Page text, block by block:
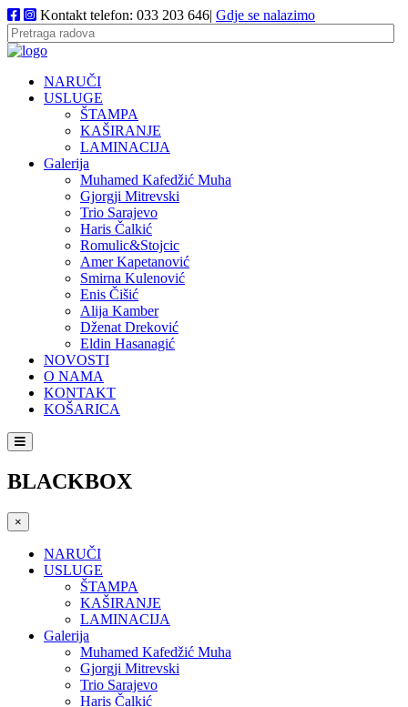
Kontakt telefon: 033 203 646| Gdje se nalazimo
NARUČI
USLUGE
ŠTAMPA
KAŠIRANJE
LAMINACIJA
Galerija
Muhamed Kafedžić Muha
Gjorgji Mitrevski
Trio Sarajevo
Haris Čalkić
Romulic&Stojcic
Amer Kapetanović
Smirna Kulenović
Enis Čišić
Alija Kamber
Dženat Dreković
Eldin Hasanagić
NOVOSTI
O NAMA
KONTAKT
KOŠARICA
BLACKBOX
×
NARUČI
USLUGE
ŠTAMPA
KAŠIRANJE
LAMINACIJA
Galerija
Muhamed Kafedžić Muha
Gjorgji Mitrevski
Trio Sarajevo
Haris Čalkić